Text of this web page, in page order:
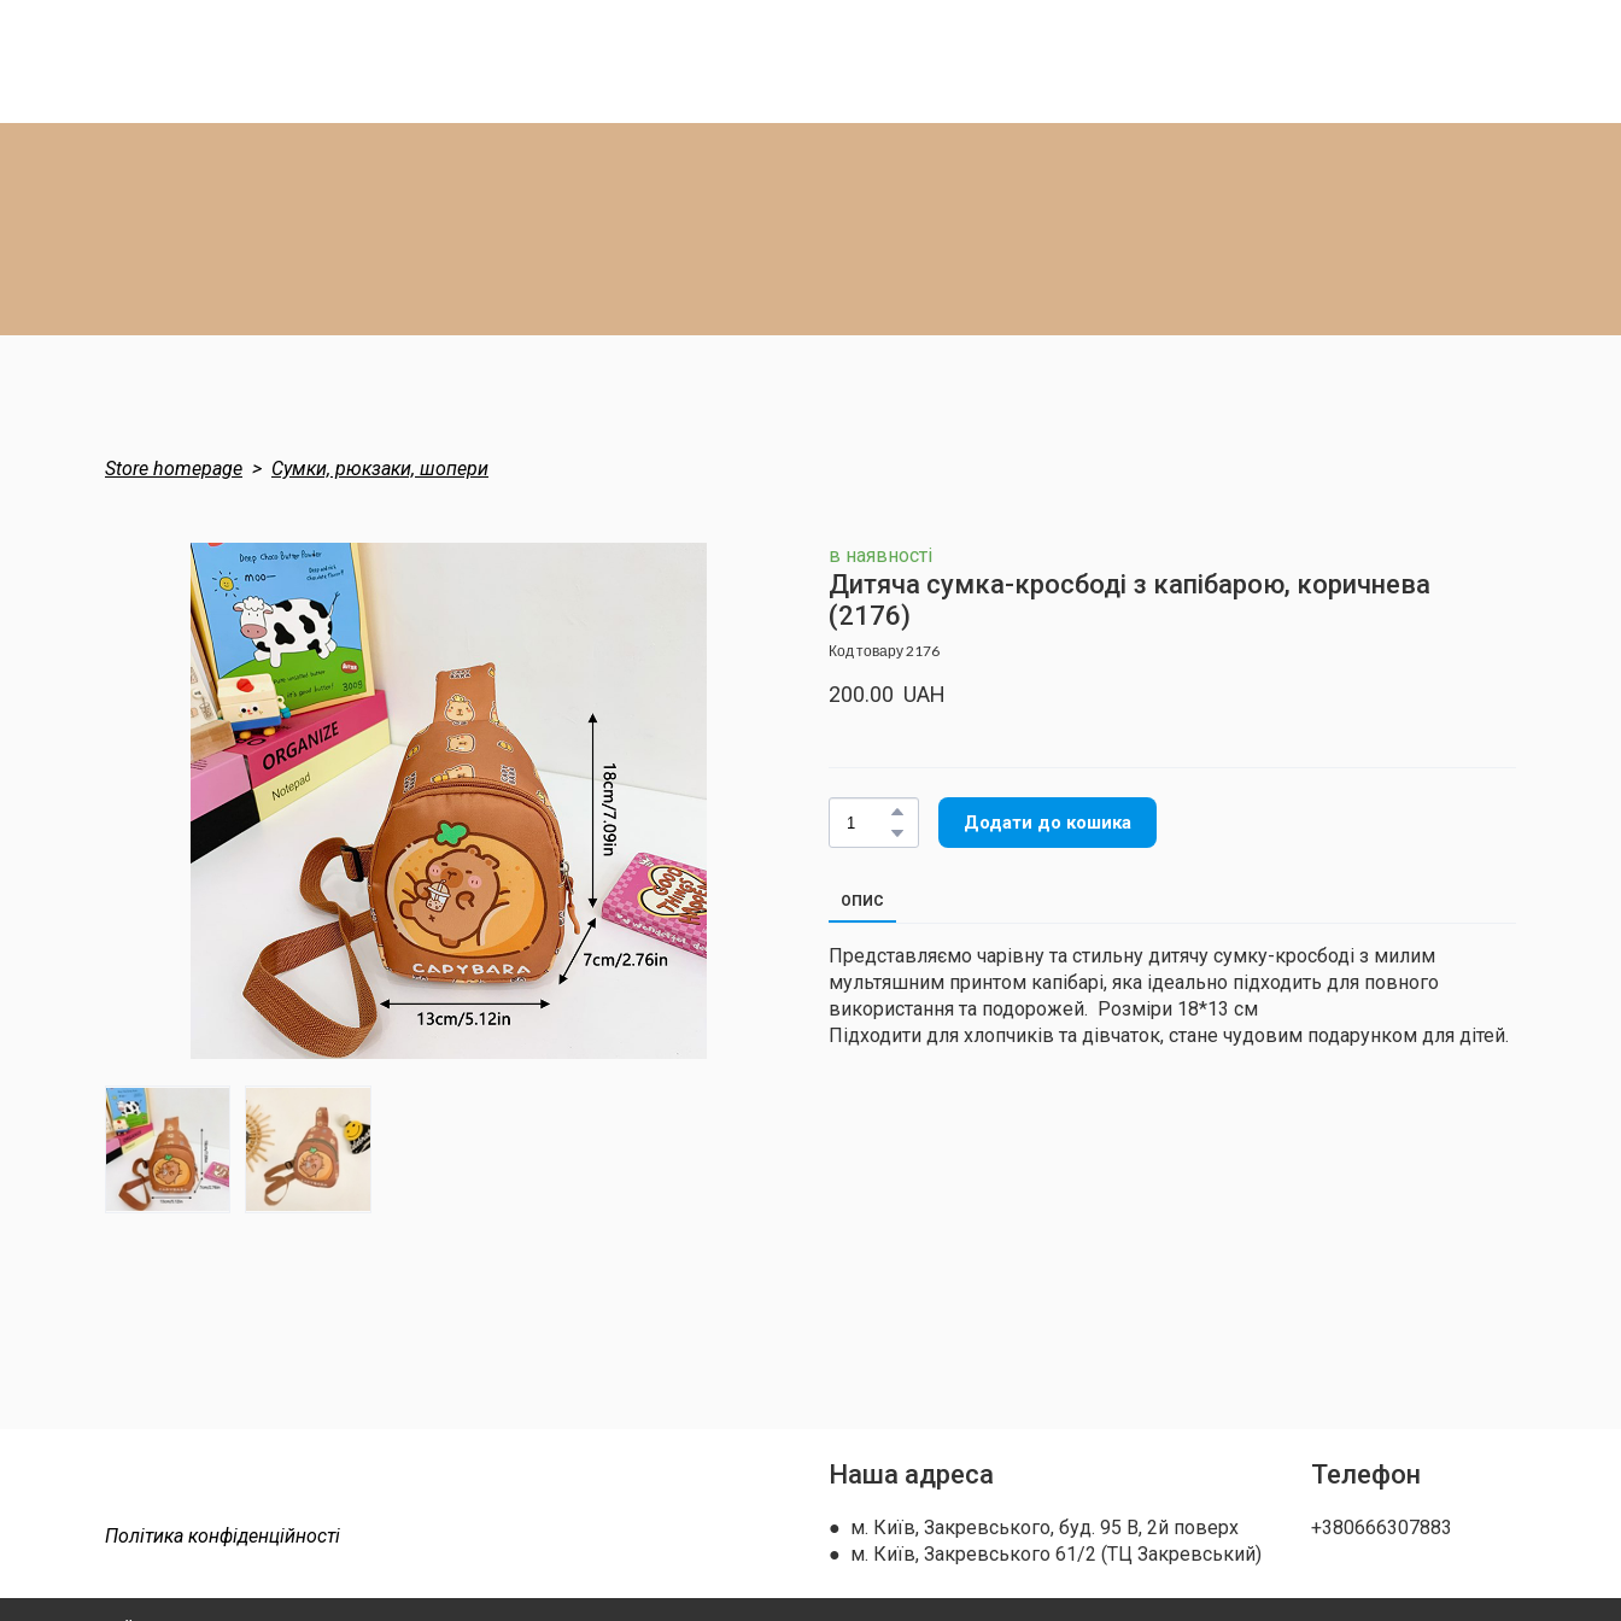
Store homepage Сумки, рюкзаки, шопери
в наявності
Дитяча сумка-кросбоді з капібарою, коричнева
(2176)
Код товару 2176
200.00  UAH
Додати до кошика
ОПИС
Представляємо чарівну та стильну дитячу сумку-кросбоді з милим
мультяшним принтом капібарі, яка ідеально підходить для повного
використання та подорожей. Розміри 18*13 см
Підходити для хлопчиків та дівчаток, стане чудовим подарунком для дітей.
Політика конфіденційності
Наша адреса
● м. Київ, Закревського, буд. 95 В, 2й поверх
● м. Київ, Закревського 61/2 (ТЦ Закревський)
Телефон
+380666307883